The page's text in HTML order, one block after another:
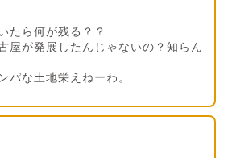
たら何が残る？？
屋が発展したんじゃないの？知らん
パな土地栄えねーわ。